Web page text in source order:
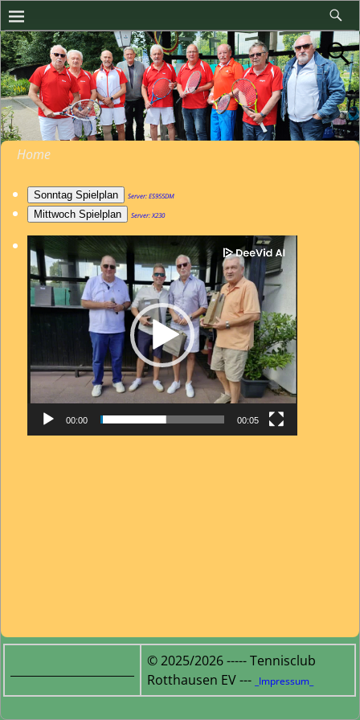
Home
Sonntag Spielplan Server: ES955DM
Mittwoch Spielplan Server: X230
Video-
Player
00:00 00:05
© 2025/2026 ----- Tennisclub
Rotthausen EV --- _Impressum_